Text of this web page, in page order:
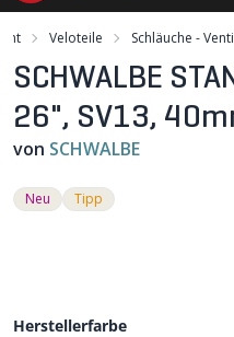
Veloteile Schläuche -
SCHWALBE
26", SV13,
von SCHWALBE
Neu Tipp
Herstellerfarbe